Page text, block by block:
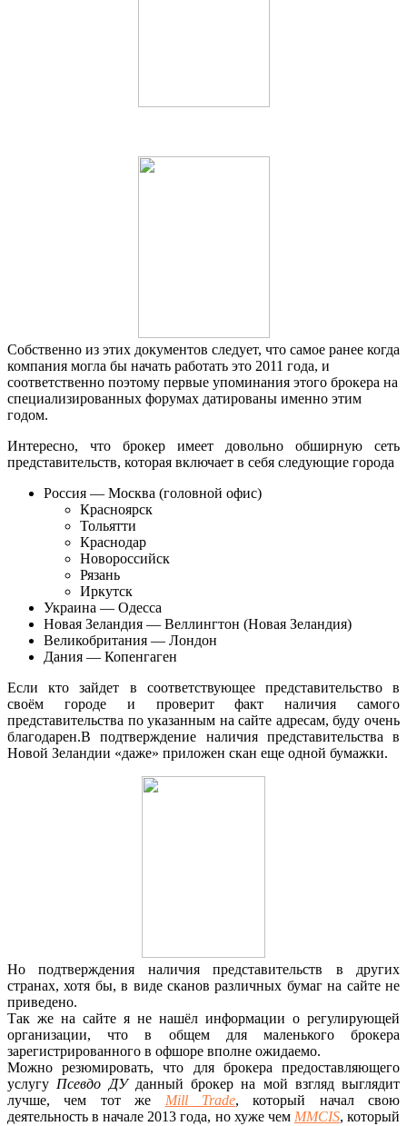
Собственно из этих документов следует, что самое ранее когда
компания могла бы начать работать это 2011 года, и
соответственно поэтому первые упоминания этого брокера на
специализированных форумах датированы именно этим
годом.
Интересно, что брокер имеет довольно обширную сеть
представительств, которая включает в себя следующие города
Россия — Москва (головной офис)
Красноярск
Тольятти
Краснодар
Новороссийск
Рязань
Иркутск
Украина — Одесса
Новая Зеландия — Веллингтон (Новая Зеландия)
Великобритания — Лондон
Дания — Копенгаген
Если кто зайдет в соответствующее представительство в
своём городе и проверит факт наличия самого
представительства по указанным на сайте адресам, буду очень
благодарен.В подтверждение наличия представительства в
Новой Зеландии «даже» приложен скан еще одной бумажки.
Но подтверждения наличия представительств в других
странах, хотя бы, в виде сканов различных бумаг на сайте не
приведено.
Так же на сайте я не нашёл информации о регулирующей
организации, что в общем для маленького брокера
зарегистрированного в офшоре вполне ожидаемо.
Можно резюмировать, что для брокера предоставляющего
услугу Псевдо ДУданный брокер на мой взгляд выглядит
лучше, чем тот же Mill Trade, который начал свою
деятельность в начале 2013 года, но хуже чем MMCIS, который